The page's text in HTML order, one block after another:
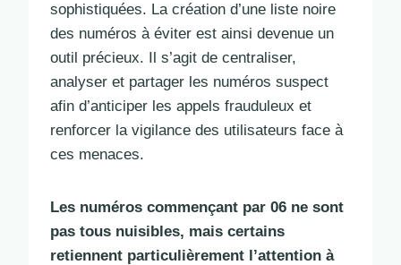
sophistiquées. La création d’une liste noire
des numéros à éviter est ainsi devenue un
outil précieux. Il s’agit de centraliser,
analyser et partager les numéros suspect
afin d’anticiper les appels frauduleux et
renforcer la vigilance des utilisateurs face à
ces menaces.
Les numéros commençant par 06 ne sont
pas tous nuisibles, mais certains
retiennent particulièrement l’attention à